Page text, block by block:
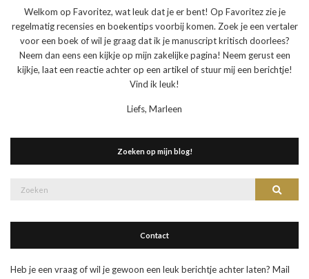
Welkom op Favoritez, wat leuk dat je er bent! Op Favoritez zie je
regelmatig recensies en boekentips voorbij komen. Zoek je een vertaler
voor een boek of wil je graag dat ik je manuscript kritisch doorlees?
Neem dan eens een kijkje op mijn zakelijke pagina! Neem gerust een
kijkje, laat een reactie achter op een artikel of stuur mij een berichtje!
Vind ik leuk!
Liefs, Marleen
Zoeken op mijn blog!
Contact
Heb je een vraag of wil je gewoon een leuk berichtje achter laten? Mail